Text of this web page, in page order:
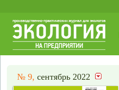
№ 9, сентябрь 2022